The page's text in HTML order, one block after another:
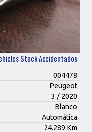
Stock Accidentados
004478
Peugeot
3 / 2020
Blanco
Automática
24.289 Km